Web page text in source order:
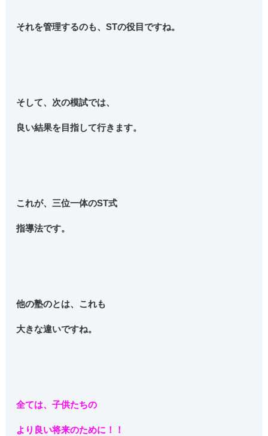
それを管理するのも、STの役目ですね。
そして、次の模試では、
良い結果を目指して行きます。
これが、三位一体のST式
指導法です。
他の塾のとは、これも
大きな違いですね。
全ては、子供たちの
より良い将来のために！！